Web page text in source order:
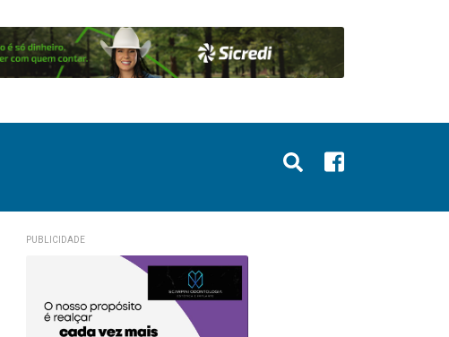
PUBLICIDADE